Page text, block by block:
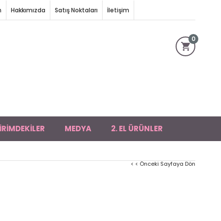
Hakkımızda Satış Noktaları İletişim
0
MEDYA 2. EL ÜRÜNLER
< < Önceki Sayfaya Dön